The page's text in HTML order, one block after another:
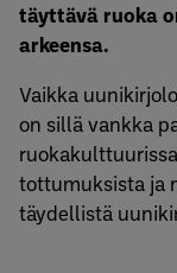
täyttävä ruoka
arkeensa.
Vaikka
on sillä vankka
tottumuksista ja
täydellistä